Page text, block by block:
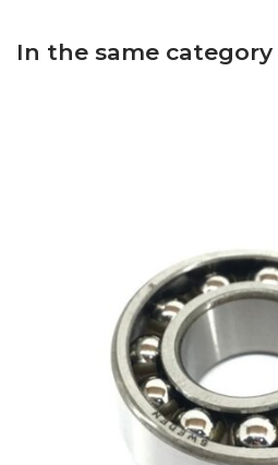
In the same category